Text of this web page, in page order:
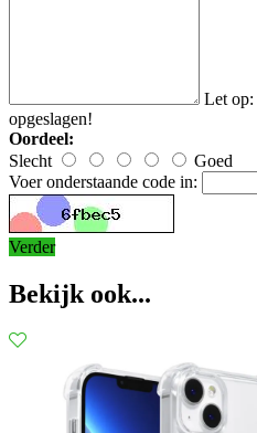
Let op:
opgeslagen!
Oordeel:
Slecht
Goed
Voer onderstaande code in:
Verder
Bekijk ook...